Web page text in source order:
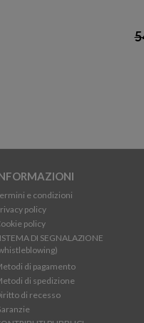
e condizioni
policy
policy
DI SEGNALAZIONE
di pagamento
di spedizione
di recesso